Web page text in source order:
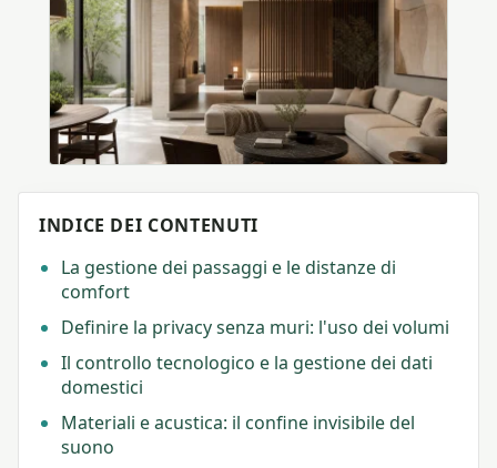
INDICE DEI CONTENUTI
La gestione dei passaggi e le distanze di
comfort
Definire la privacy senza muri: l'uso dei volumi
Il controllo tecnologico e la gestione dei dati
domestici
Materiali e acustica: il confine invisibile del
suono